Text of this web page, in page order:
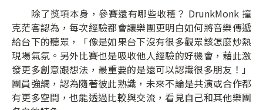
除了獎項本身，參賽還有哪些收穫？ DrunkMonk 撞
克茫客認為，每次經驗都會讓樂團更明白如何將音樂傳遞
給台下的聽眾，「像是如果台下沒有很多觀眾該怎麼炒熱
現場氣氛。另外比賽也是吸收他人經驗的好機會，藉此激
發更多創意跟想法，最重要的是還可以認識很多朋友！」
團員強調，認為隨著彼此熟識，未來不論是共演或合作都
有更多空間，也能透過比較與交流，看見自己和其他樂團